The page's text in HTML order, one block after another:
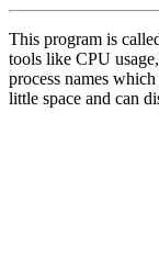
This program is
tools like CPU
process names
little space and can